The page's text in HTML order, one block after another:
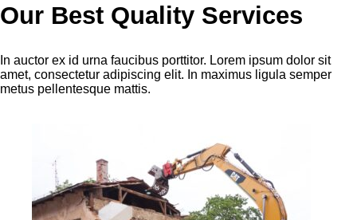
Our Best Quality Services
In auctor ex id urna faucibus porttitor. Lorem ipsum dolor sit
amet, consectetur adipiscing elit. In maximus ligula semper
metus pellentesque mattis.